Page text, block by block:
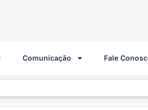
Comunicação Fale